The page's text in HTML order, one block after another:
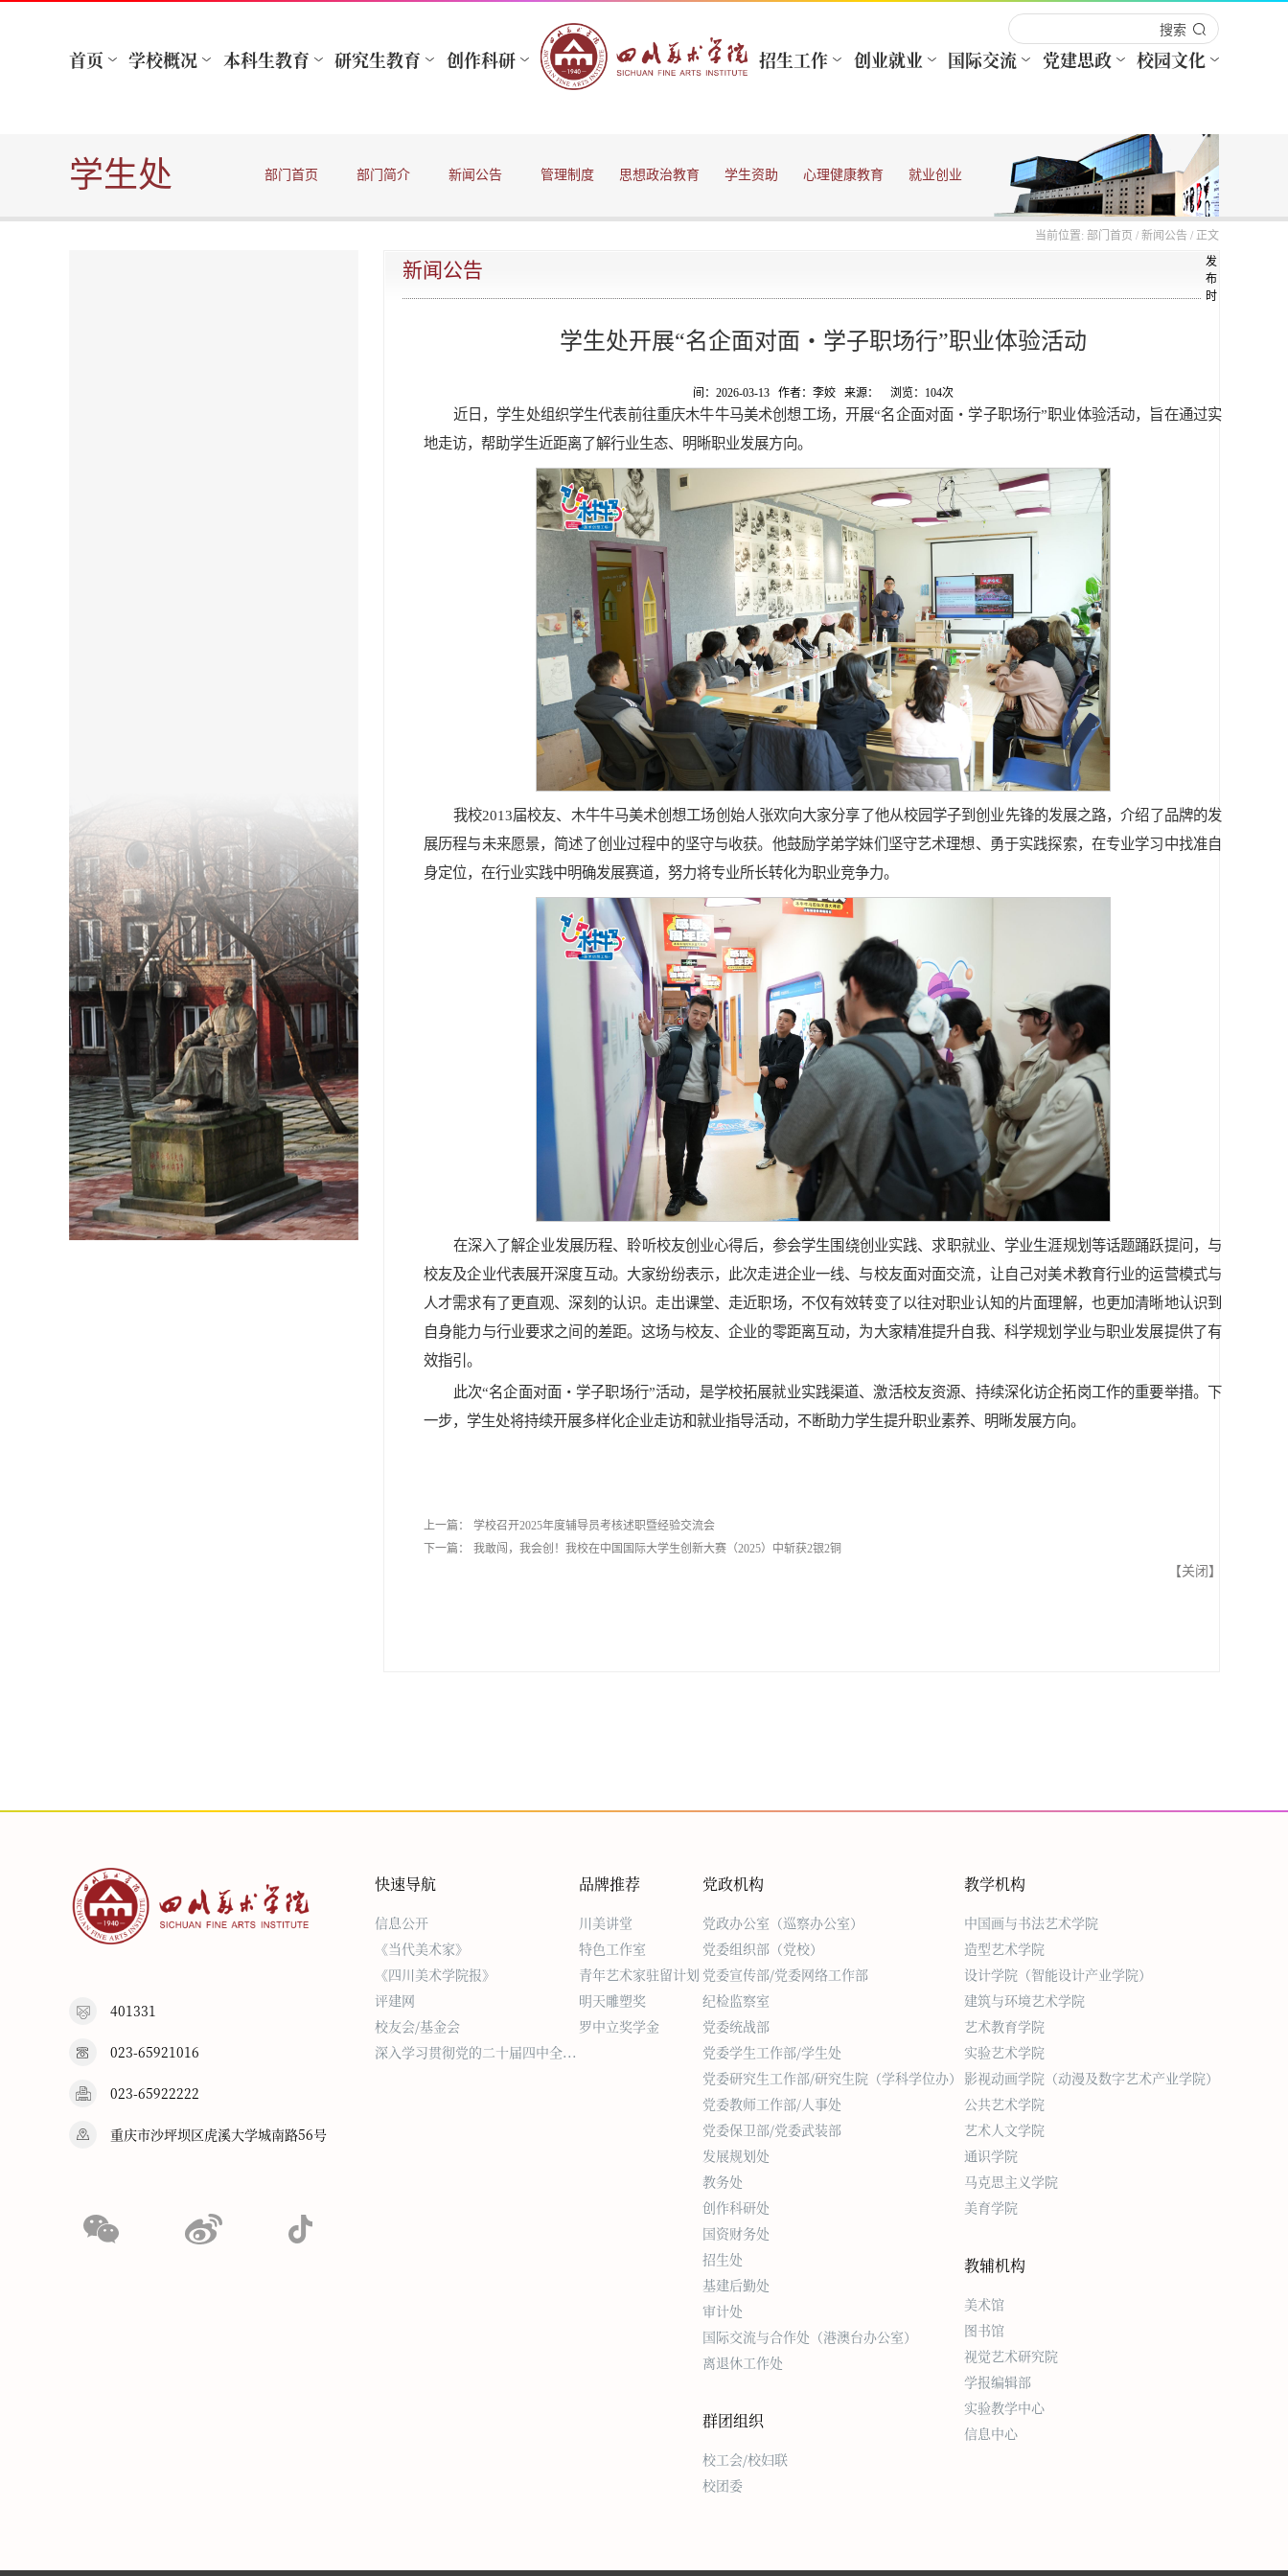
学生处 部门首页 部门简介 新闻公告 管理制度 思想政治教育 学生资助 心理健康教育 就业创业
当前位置: 部门首页 / 新闻公告 / 正文
新闻公告
学生处开展“名企面对面・学子职场行”职业体验活动
发
布
时
间：2026-03-13 作者：李姣 来源： 浏览： 104次
近日，学生处组织学生代表前往重庆木牛牛马美术创想工场，开展“名企面对面・学子职场行”职业体验活动，旨在通过实
地走访，帮助学生近距离了解行业生态、明晰职业发展方向。
我校2013届校友、木牛牛马美术创想工场创始人张欢向大家分享了他从校园学子到创业先锋的发展之路，介绍了品牌的发
展历程与未来愿景，简述了创业过程中的坚守与收获。他鼓励学弟学妹们坚守艺术理想、勇于实践探索，在专业学习中找准自
身定位，在行业实践中明确发展赛道，努力将专业所长转化为职业竞争力。
在深入了解企业发展历程、聆听校友创业心得后，参会学生围绕创业实践、求职就业、学业生涯规划等话题踊跃提问，与
校友及企业代表展开深度互动。大家纷纷表示，此次走进企业一线、与校友面对面交流，让自己对美术教育行业的运营模式与
人才需求有了更直观、深刻的认识。走出课堂、走近职场，不仅有效转变了以往对职业认知的片面理解，也更加清晰地认识到
自身能力与行业要求之间的差距。这场与校友、企业的零距离互动，为大家精准提升自我、科学规划学业与职业发展提供了有
效指引。
此次“名企面对面・学子职场行”活动，是学校拓展就业实践渠道、激活校友资源、持续深化访企拓岗工作的重要举措。下
一步，学生处将持续开展多样化企业走访和就业指导活动，不断助力学生提升职业素养、明晰发展方向。
上一篇：
学校召开2025年度辅导员考核述职暨经验交流会
下一篇：
我敢闯，我会创！我校在中国国际大学生创新大赛（2025）中斩获2银2铜
【关闭 】